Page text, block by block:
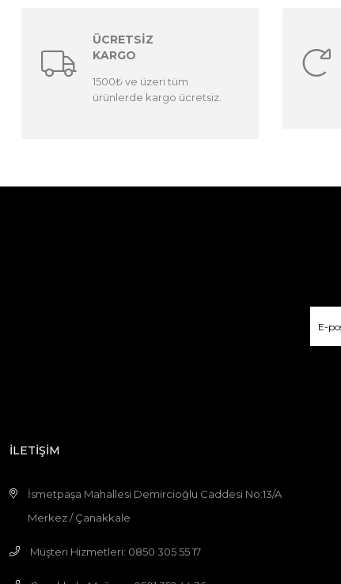
ÜCRETSİZ
KARGO
1500₺ ve üzeri tüm
ürünlerde kargo ücretsiz.
İLETİŞİM
İsmetpaşa Mahallesi Demircioğlu Caddesi No:13/A
Merkez / Çanakkale
Müşteri Hizmetleri: 0850 305 55 17